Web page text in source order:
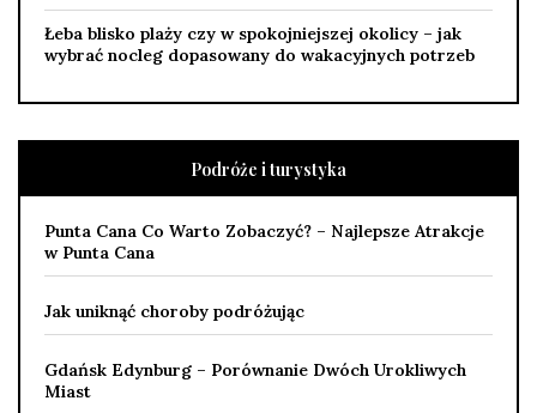
Łeba blisko plaży czy w spokojniejszej okolicy – jak
wybrać nocleg dopasowany do wakacyjnych potrzeb
Podróże i turystyka
Punta Cana Co Warto Zobaczyć? – Najlepsze Atrakcje
w Punta Cana
Jak uniknąć choroby podróżując
Gdańsk Edynburg – Porównanie Dwóch Urokliwych
Miast